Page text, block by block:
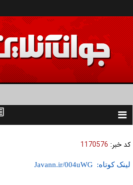
Toggle
کد خبر: 1170576
لینک کوتاه: